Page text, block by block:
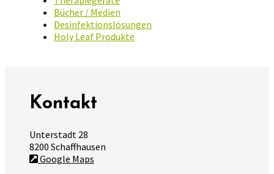
Bücher / Medien
Desinfektionslösungen
Holy Leaf Produkte
Kontakt
Unterstadt 28
8200 Schaffhausen
Google Maps